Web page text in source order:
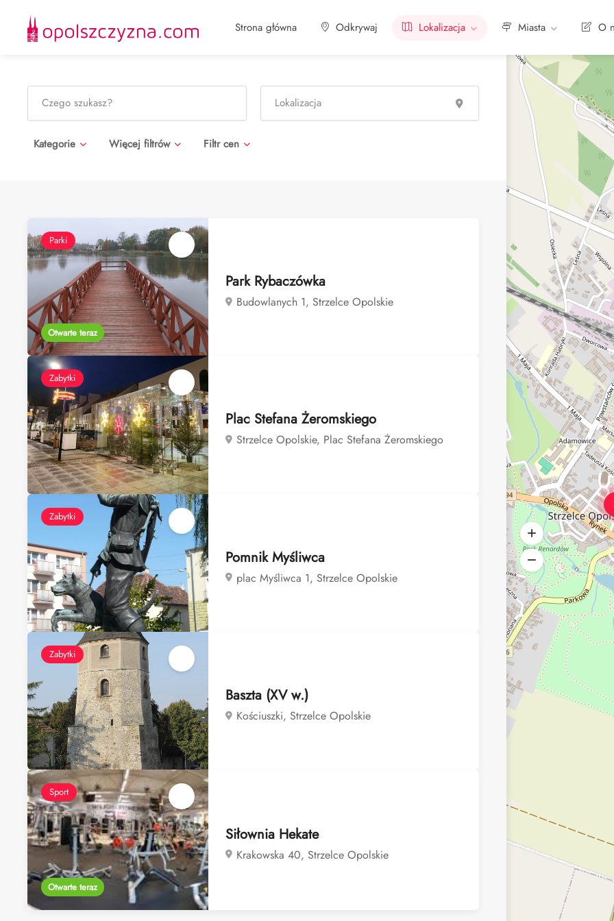
Strona główna Odkrywaj Lokalizacja Miasta O
Kategorie Więcej filtrów Filtr cen
Otwarte teraz
Parki
Park Rybaczówka
Budowlanych 1, Strzelce Opolskie
Zabytki
Plac Stefana Żeromskiego
Strzelce Opolskie, Plac Stefana Żeromskiego
Zabytki
Pomnik Myśliwca
plac Myśliwca 1, Strzelce Opolskie
Zabytki
Baszta (XV w.)
Kościuszki, Strzelce Opolskie
Otwarte teraz
Sport
Siłownia Hekate
Krakowska 40, Strzelce Opolskie